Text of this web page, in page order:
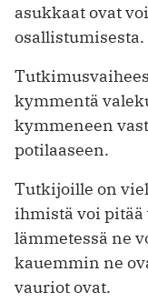
asukkaat ovat
osallistumisesta.
kymmentä
kymmeneen
potilaaseen.
Tutkijoille on
ihmistä voi pitää
lämmetessä ne
kauemmin ne
vauriot ovat.